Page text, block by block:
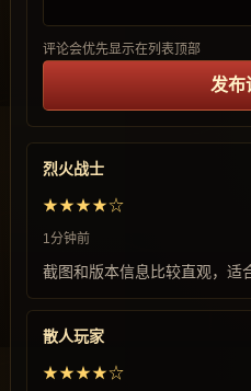
评论会优先显示在列表顶部
发布
烈火战士
★★★★☆
1分钟前
截图和版本信息比较直观，适
散人玩家
★★★★☆